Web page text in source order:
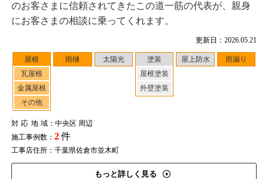
更新日：2026.05.21
屋根
瓦屋根
金属屋根
その他
雨樋 太陽光
塗装
屋根塗装
外壁塗装
屋上防水 雨漏り
対応地域：中央区 周辺
施工事例数： 2件
工事店住所：千葉県佐倉市並木町
もっと詳しく見る
のお客さまに信頼されてきたこの道一筋の代表が、親身
にお客さまの相談に乗ってくれます。